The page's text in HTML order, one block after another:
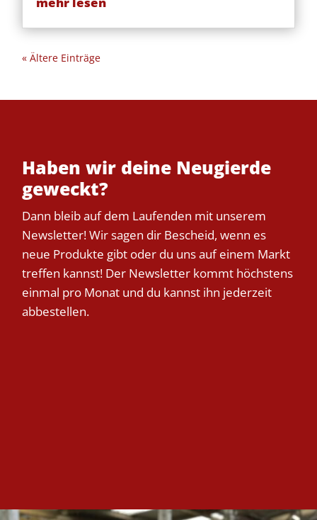
« Ältere Einträge
Haben wir deine Neugierde
geweckt?
Dann bleib auf dem Laufenden mit unserem
Newsletter! Wir sagen dir Bescheid, wenn es
neue Produkte gibt oder du uns auf einem Markt
treffen kannst! Der Newsletter kommt höchstens
einmal pro Monat und du kannst ihn jederzeit
abbestellen.